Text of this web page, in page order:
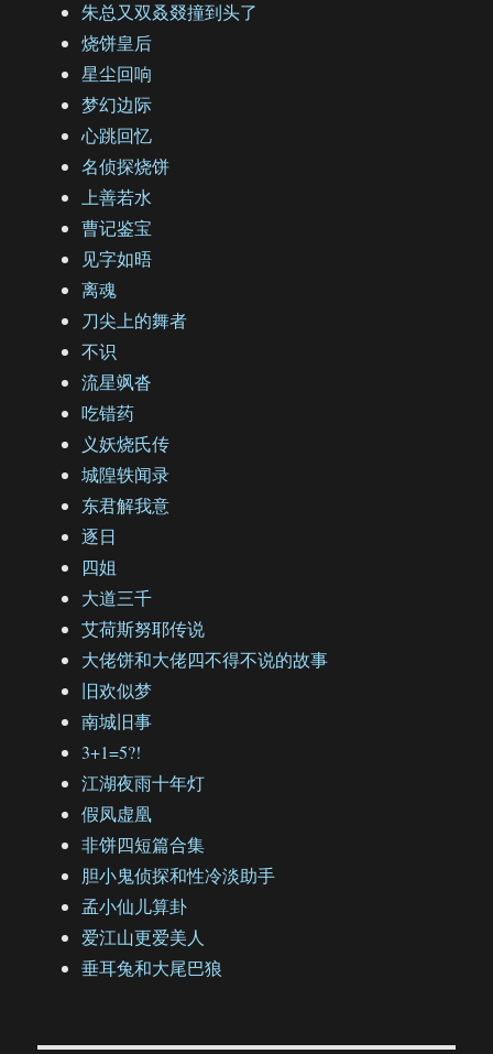
朱总又双叒叕撞到头了
烧饼皇后
星尘回响
梦幻边际
心跳回忆
名侦探烧饼
上善若水
曹记鉴宝
见字如晤
离魂
刀尖上的舞者
不识
流星飒沓
吃错药
义妖烧氏传
城隍轶闻录
东君解我意
逐日
四姐
大道三千
艾荷斯努耶传说
大佬饼和大佬四不得不说的故事
旧欢似梦
南城旧事
3+1=5?!
江湖夜雨十年灯
假凤虚凰
非饼四短篇合集
胆小鬼侦探和性冷淡助手
孟小仙儿算卦
爱江山更爱美人
垂耳兔和大尾巴狼